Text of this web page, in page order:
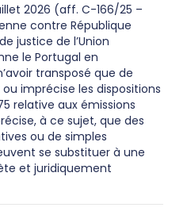
2026 (aff. C-166/25 –
contre République
justice de l’Union
le Portugal en
transposé que de
imprécise les dispositions
relative aux émissions
à ce sujet, que des
ou de simples
se substituer à une
et juridiquement